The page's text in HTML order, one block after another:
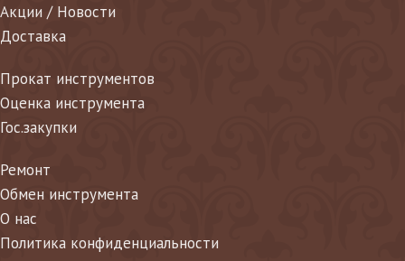
Акции / Новости
Доставка
Прокат инструментов
Оценка инструмента
Гос.закупки
Ремонт
Обмен инструмента
О нас
Политика конфиденциальности